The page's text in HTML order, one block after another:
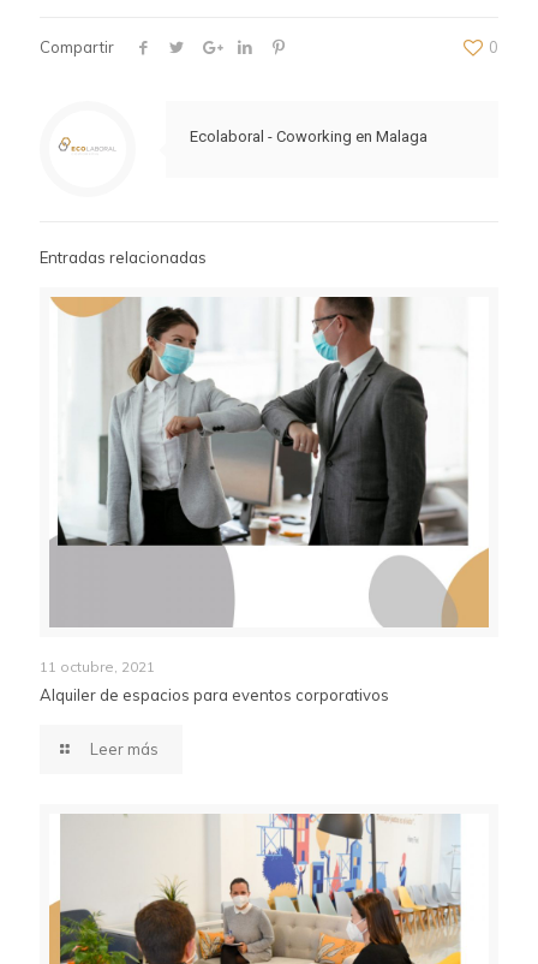
Compartir 0
Ecolaboral - Coworking en Malaga
Entradas relacionadas
11 octubre, 2021
Alquiler de espacios para eventos corporativos
Leer más